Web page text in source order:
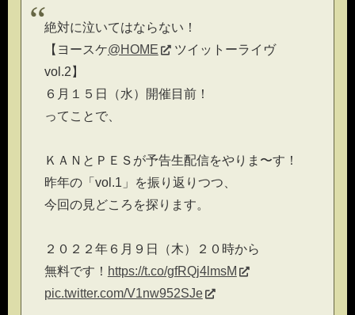
絶対に泣いてはならない！
【ヨースケ@HOME
ツイットーライヴ
vol.2】
６月１５日（水）開催目前！
ってことで、
ＫＡＮとＰＥＳが予告生配信をやりま〜す！
昨年の「vol.1」を振り返りつつ、
今回の見どころを探ります。
２０２２年６月９日（木）２０時から
無料です！ https://t.co/gfRQj4lmsM
pic.twitter.com/V1nw952SJe